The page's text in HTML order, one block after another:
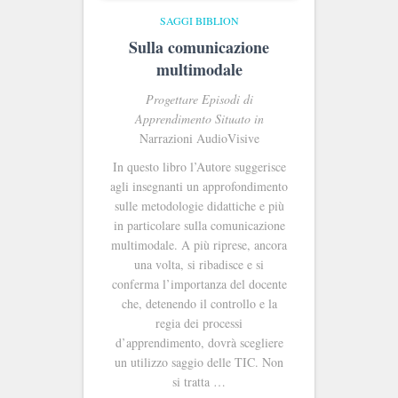
SAGGI BIBLION
Sulla comunicazione
multimodale
Progettare Episodi di
Apprendimento Situato in
Narrazioni AudioVisive
In questo libro l’Autore suggerisce
agli insegnanti un approfondimento
sulle metodologie didattiche e più
in particolare sulla comunicazione
multimodale. A più riprese, ancora
una volta, si ribadisce e si
conferma l’importanza del docente
che, detenendo il controllo e la
regia dei processi
d’apprendimento, dovrà scegliere
un utilizzo saggio delle TIC. Non
si tratta …